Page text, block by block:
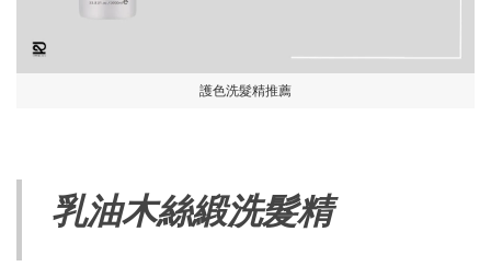
護色洗髮精推薦
乳油木絲緞洗髮精